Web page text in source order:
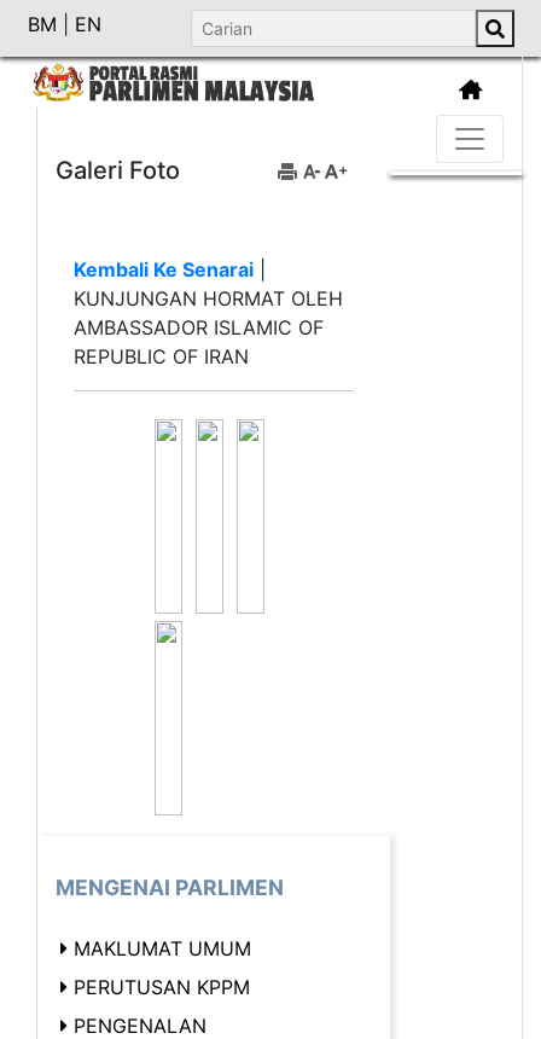
BM EN
Galeri Foto
Kembali Ke Senarai
KUNJUNGAN HORMAT OLEH
AMBASSADOR ISLAMIC OF
REPUBLIC OF IRAN
MENGENAI PARLIMEN
MAKLUMAT UMUM
PERUTUSAN KPPM
PENGENALAN